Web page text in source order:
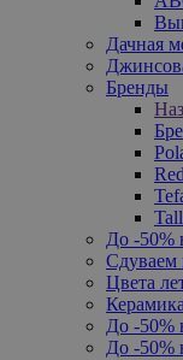
Дачная
Бренды
До -50%
Сдуваем
Цвета
До -50%
До -50%